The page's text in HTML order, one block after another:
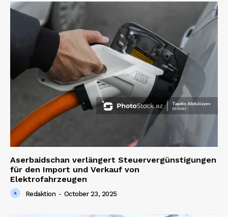
Aserbaidschan verlängert Steuervergünstigungen
für den Import und Verkauf von
Elektrofahrzeugen
Redaktion - October 23, 2025